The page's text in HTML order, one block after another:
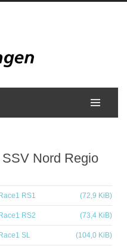
Nord Regio
RS1 (72,9 KiB)
RS2 (73,4 KiB)
SL (104,0 KiB)